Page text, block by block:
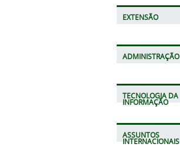
EXTENSÃO
ADMINISTRAÇÃO
TECNOLOGIA DA
INFORMAÇÃO
ASSUNTOS
INTERNACIONAIS